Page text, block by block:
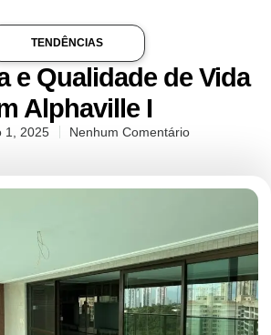
TENDÊNCIAS
e Qualidade de Vida
Alphaville I
1, 2025 Nenhum Comentário